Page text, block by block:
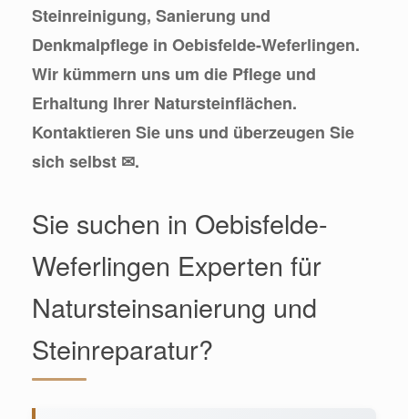
Steinreinigung, Sanierung und
Denkmalpflege in Oebisfelde-Weferlingen.
Wir kümmern uns um die Pflege und
Erhaltung Ihrer Natursteinflächen.
Kontaktieren Sie uns und überzeugen Sie
sich selbst ✉.
Sie suchen in Oebisfelde-
Weferlingen Experten für
Natursteinsanierung und
Steinreparatur?